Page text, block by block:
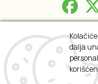
2026 ©
dalja